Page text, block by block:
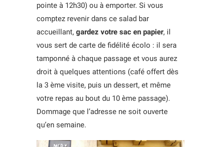
pointe à 12h30) ou à emporter. Si vous
comptez revenir dans ce salad bar
accueillant, gardez votre sac en papier, il
vous sert de carte de fidélité écolo : il sera
tamponné à chaque passage et vous aurez
droit à quelques attentions (café offert dès
la 3 ème visite, puis un dessert, et même
votre repas au bout du 10 ème passage).
Dommage que l’adresse ne soit ouverte
qu’en semaine.